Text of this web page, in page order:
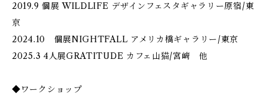
2019.9 個展 WILDLIFE デザインフェスタギャラリー原宿/東
京
2024.10 個展NIGHTFALL アメリカ橋ギャラリー/東京
2025.3 4人展GRATITUDE カフェ山猫/宮﨑 他
◆ワークショップ